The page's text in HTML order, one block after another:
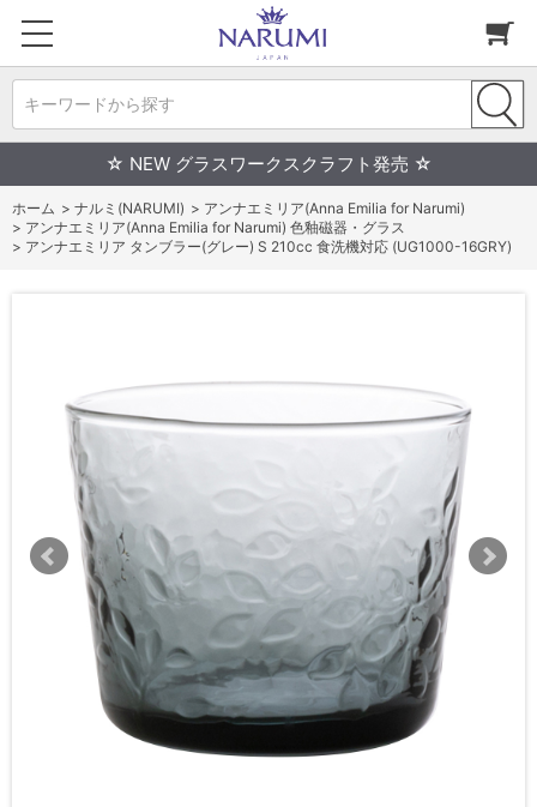
キーワードから探す
☆ NEW グラスワークスクラフト発売 ☆
ホーム > ナルミ(NARUMI) > アンナエミリア(Anna Emilia for Narumi)
> アンナエミリア(Anna Emilia for Narumi) 色釉磁器・グラス
> アンナエミリア タンブラー(グレー) S 210cc 食洗機対応 (UG1000-16GRY)